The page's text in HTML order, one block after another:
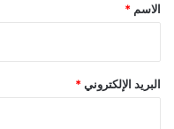
*
الاسم *
البريد الإلكتروني *